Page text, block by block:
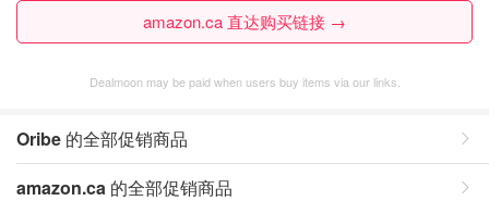
amazon.ca 直达购买链接 →
Dealmoon may be paid when users buy items via our links.
Oribe 的全部促销商品
amazon.ca 的全部促销商品